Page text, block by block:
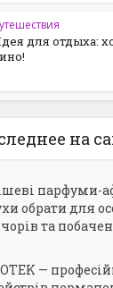
для отдыха:
на
парфуми-
обрати для
та
—